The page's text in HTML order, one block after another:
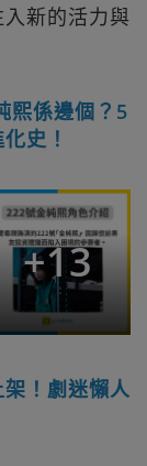
新的活力與
熙係邊個？5
史！
+13
！劇迷懶人